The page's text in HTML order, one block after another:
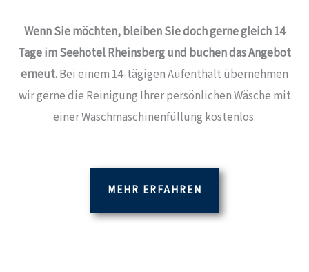
Wenn Sie möchten, bleiben Sie doch gerne gleich 14
Tage im Seehotel Rheinsberg und buchen das Angebot
erneut.Bei einem 14-tägigen Aufenthalt übernehmen
wir gerne die Reinigung Ihrer persönlichen Wäsche mit
einer Waschmaschinenfüllung kostenlos.
MEHR ERFAHREN